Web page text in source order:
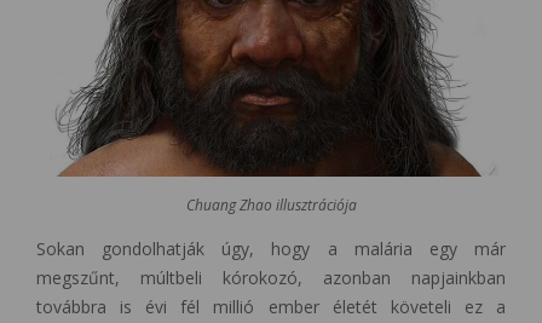
Chuang Zhao illusztrációja
Sokan gondolhatják úgy, hogy a malária egy már
megszűnt, múltbeli kórokozó, azonban napjainkban
továbbra is évi fél millió ember életét követeli ez a